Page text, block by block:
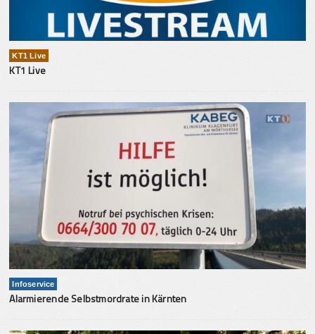
KT1 Live
KT1 Live
Infoservice
Alarmierende Selbstmordrate in Kärnten